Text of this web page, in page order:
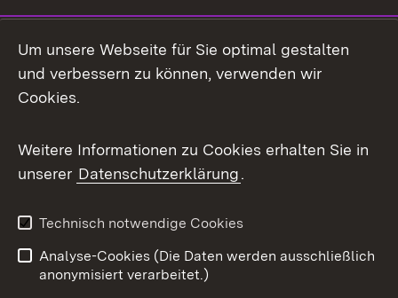
Facebook
X / Twitter
Youtube
Impressum
Kontakt
Um unsere Webseite für Sie optimal gestalten
und verbessern zu können, verwenden wir
Cookies.
Weitere Informationen zu Cookies erhalten Sie in
unserer Datenschutzerklärung.
Technisch notwendige Cookies
Analyse-Cookies (Die Daten werden ausschließlich
anonymisiert verarbeitet.)